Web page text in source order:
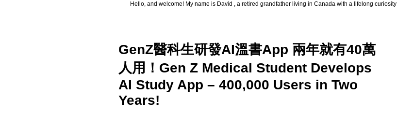
Hello, and welcome! My name is David , a retired grandfather living in Canada with a lifelong
GenZ醫科生研發AI溫書App 兩年就有40萬
人用！Gen Z Medical Student Develops
AI Study App – 400,000 Users in Two
Years!